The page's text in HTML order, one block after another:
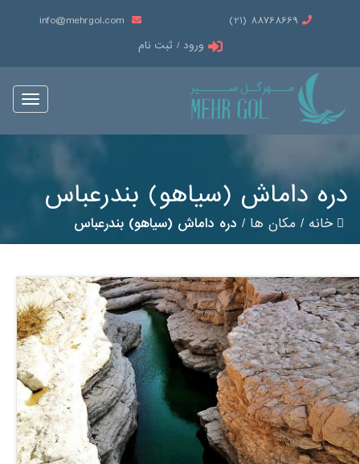
88768669 (21)
info@mehrgol.com
ورود / ثبت نام
Toggle
دره داماش (سیاهو) بندرعباس
خانه/ مکان ها/ دره داماش (سیاهو) بندرعباس